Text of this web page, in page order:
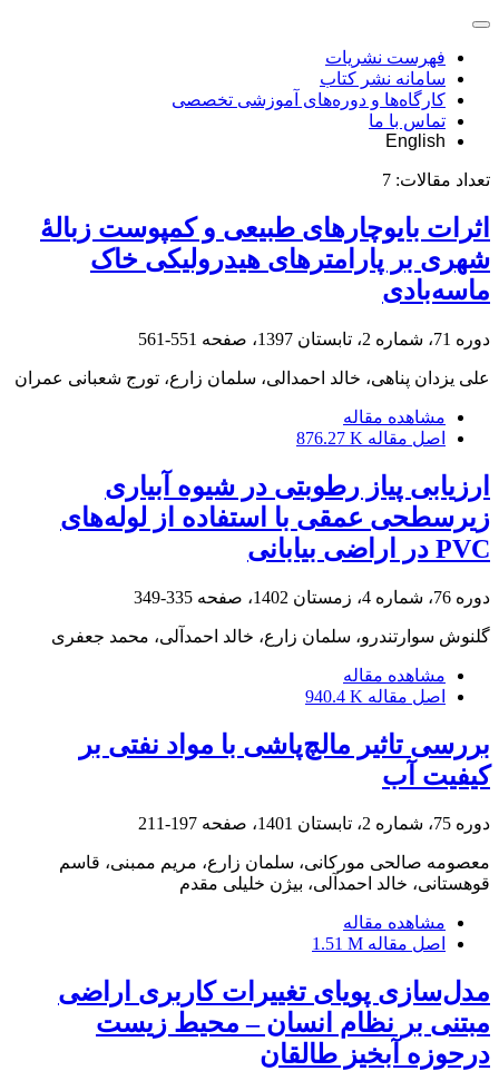
فهرست نشریات
سامانه نشر کتاب
کارگاه‌ها و دوره‌های آموزشی تخصصی
تماس با ما
English
تعداد مقالات: 7
اثرات بایوچارهای طبیعی و کمپوست زبالۀ
شهری بر پارامترهای هیدرولیکی خاک
ماسه‌بادی
دوره 71، شماره 2، تابستان 1397، صفحه 551-561
علی یزدان پناهی، خالد احمدالی، سلمان زارع، تورج شعبانی عمران
مشاهده مقاله
اصل مقاله 876.27 K
ارزیابی پیاز رطوبتی در شیوه آبیاری
زیرسطحی عمقی با استفاده از لوله‌های
PVC در اراضی بیابانی
دوره 76، شماره 4، زمستان 1402، صفحه 335-349
گلنوش سوارتندرو، سلمان زارع، خالد احمدآلی، محمد جعفری
مشاهده مقاله
اصل مقاله 940.4 K
بررسی تاثیر مالچ‌پاشی با مواد نفتی بر
کیفیت آب
دوره 75، شماره 2، تابستان 1401، صفحه 197-211
معصومه صالحی مورکانی، سلمان زارع، مریم ممبنی، قاسم
قوهستانی، خالد احمدآلی، بیژن خلیلی مقدم
مشاهده مقاله
اصل مقاله 1.51 M
مدل‌سازی پویای تغییرات کاربری اراضی
مبتنی بر نظام انسان – محیط زیست
درحوزه آبخیز طالقان